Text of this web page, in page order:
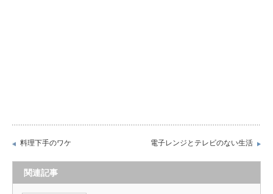
料理下手のワケ 電子レンジとテレビのない生活
関連記事